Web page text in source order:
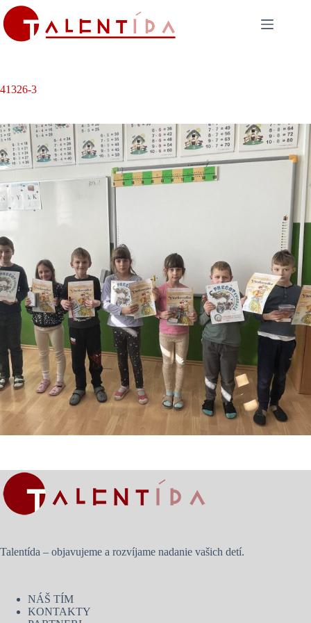
Skip
to
content
41326-3
Talentída – objavujeme a rozvíjame nadanie vašich detí.
NÁŠ TÍM
KONTAKTY